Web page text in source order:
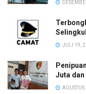
JULI 19,
Juta